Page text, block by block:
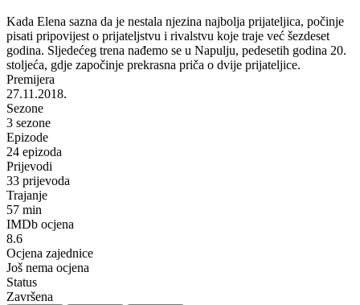
Kada Elena sazna da je nestala njezina najbolja prijateljica, počinje
pisati pripovijest o prijateljstvu i rivalstvu koje traje već šezdeset
godina. Sljedećeg trena nađemo se u Napulju, pedesetih godina 20.
stoljeća, gdje započinje prekrasna priča o dvije prijateljice.
Premijera
27.11.2018.
Sezone
3 sezone
Epizode
24 epizoda
Prijevodi
33 prijevoda
Trajanje
57 min
IMDb ocjena
8.6
Ocjena zajednice
Još nema ocjena
Status
Završena